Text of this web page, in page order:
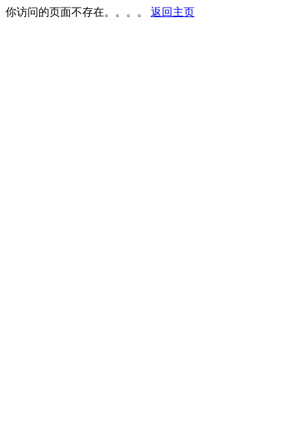
你访问的页面不存在。。。。 返回主页